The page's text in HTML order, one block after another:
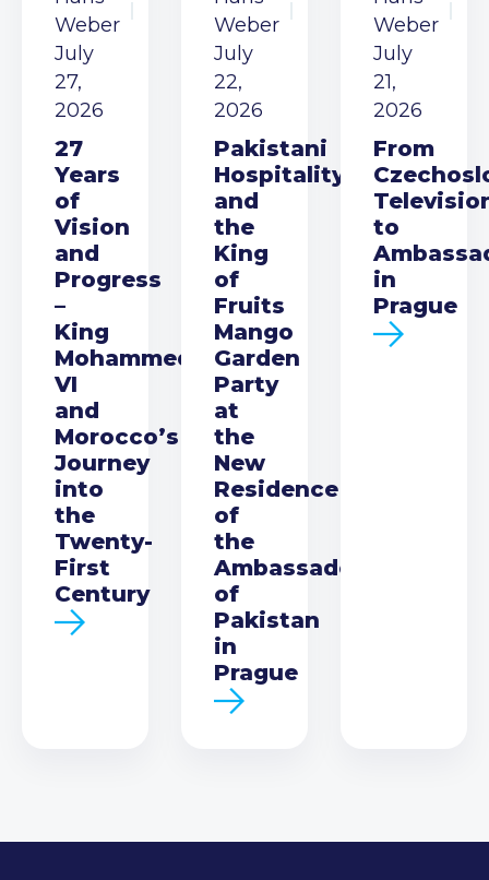
Weber
July
27,
2026
27
Years
of
Vision
and
Progress
–
King
Mohammed
VI
and
Morocco’s
Journey
into
the
Twenty-
First
Century
Weber
July
22,
2026
Pakistani
Hospitality
and
the
King
of
Fruits
Mango
Garden
Party
at
the
New
Residence
of
the
Ambassador
of
Pakistan
in
Prague
Weber
July
21,
2026
From
to
in
Prague